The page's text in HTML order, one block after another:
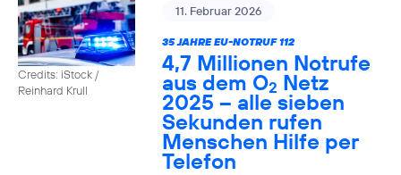
Credits: iStock /
Reinhard Krull
11. Februar 2026
35 JAHRE EU-NOTRUF 112
4,7 Millionen Notrufe
aus dem O2 Netz
2025 – alle sieben
Sekunden rufen
Menschen Hilfe per
Telefon